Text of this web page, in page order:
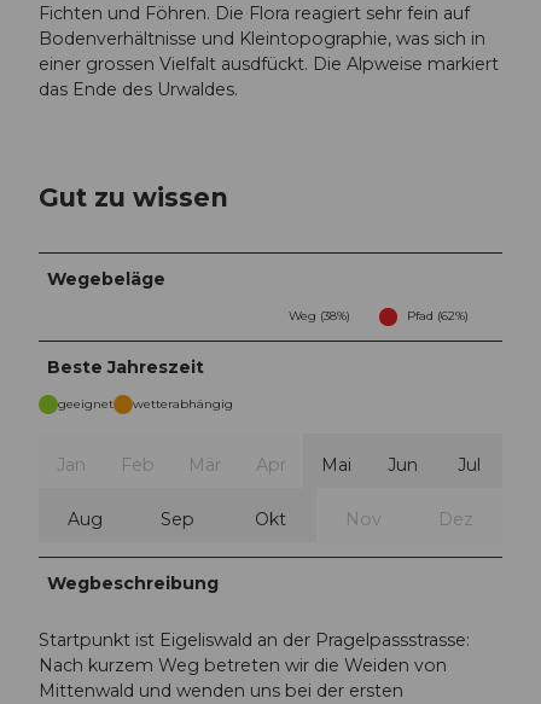
Fichten und Föhren. Die Flora reagiert sehr fein auf
Bodenverhältnisse und Kleintopographie, was sich in
einer grossen Vielfalt ausdfückt. Die Alpweise markiert
das Ende des Urwaldes.
Gut zu wissen
Wegebeläge
Weg (38%) Pfad (62%)
Beste Jahreszeit
geeignet wetterabhängig
Jan Feb Mär Apr Mai Jun Jul
Aug Sep Okt Nov Dez
Wegbeschreibung
Startpunkt ist Eigeliswald an der Pragelpassstrasse:
Nach kurzem Weg betreten wir die Weiden von
Mittenwald und wenden uns bei der ersten